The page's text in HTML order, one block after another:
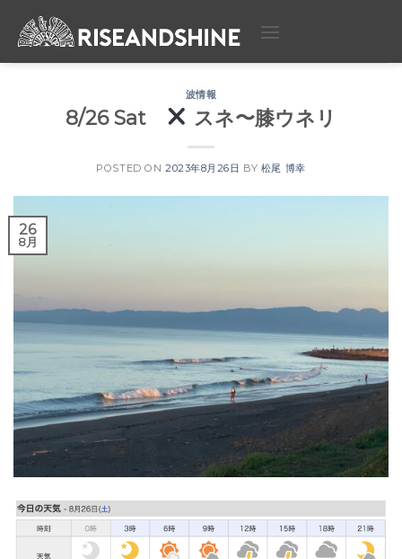
波情報
8/26 Sat スネ〜膝ウネリ
POSTED ON 2023年8月26日 BY 松尾 博幸
26
8月